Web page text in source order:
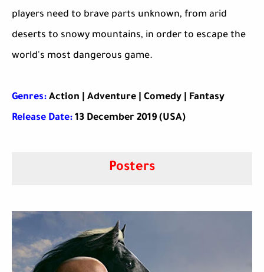
players need to brave parts unknown, from arid
deserts to snowy mountains, in order to escape the
world's most dangerous game.
Genres: Action | Adventure | Comedy | Fantasy
Release Date: 13 December 2019 (USA)
Posters